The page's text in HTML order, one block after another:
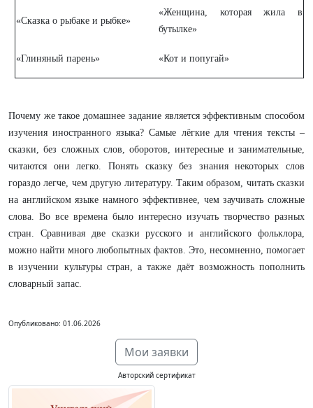
«Сказка о рыбаке и рыбке»
«Женщина, которая жила в
бутылке»
«Глиняный парень» «Кот и попугай»
Почему же такое домашнее задание является эффективным способом
изучения иностранного языка? Самые лёгкие для чтения тексты –
сказки, без сложных слов, оборотов, интересные и занимательные,
читаются они легко. Понять сказку без знания некоторых слов
гораздо легче, чем другую литературу. Таким образом, читать сказки
на английском языке намного эффективнее, чем заучивать сложные
слова. Во все времена было интересно изучать творчество разных
стран. Сравнивая две сказки русского и английского фольклора,
можно найти много любопытных фактов. Это, несомненно, помогает
в изучении культуры стран, а также даёт возможность пополнить
словарный запас.
Опубликовано: 01.06.2026
Мои заявки
Авторский сертификат